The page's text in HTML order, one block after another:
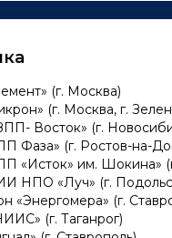
(г. Москва)
(г. Москва, г.
Восток» (г.
Фаза» (г. Ростов-на-
«Исток» им. Шокина»
НПО «Луч» (г.
«Энергомера» (г.
(г. Таганрог)